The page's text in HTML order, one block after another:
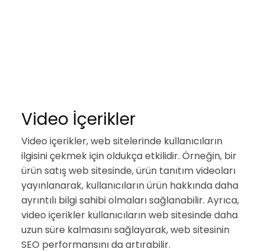
Video İçerikler
Video içerikler, web sitelerinde kullanıcıların
ilgisini çekmek için oldukça etkilidir. Örneğin, bir
ürün satış web sitesinde, ürün tanıtım videoları
yayınlanarak, kullanıcıların ürün hakkında daha
ayrıntılı bilgi sahibi olmaları sağlanabilir. Ayrıca,
video içerikler kullanıcıların web sitesinde daha
uzun süre kalmasını sağlayarak, web sitesinin
SEO performansını da artırabilir.